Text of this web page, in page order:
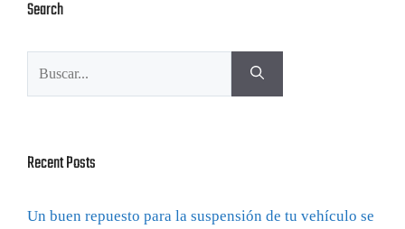
Search
Recent Posts
Un buen repuesto para la suspensión de tu vehículo se